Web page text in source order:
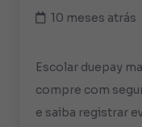
10 meses atrás
Escolar duepay
compre com
e saiba registrar